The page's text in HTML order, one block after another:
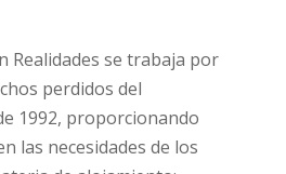
Realidades se trabaja por
perdidos del
1992, proporcionando
las necesidades de los